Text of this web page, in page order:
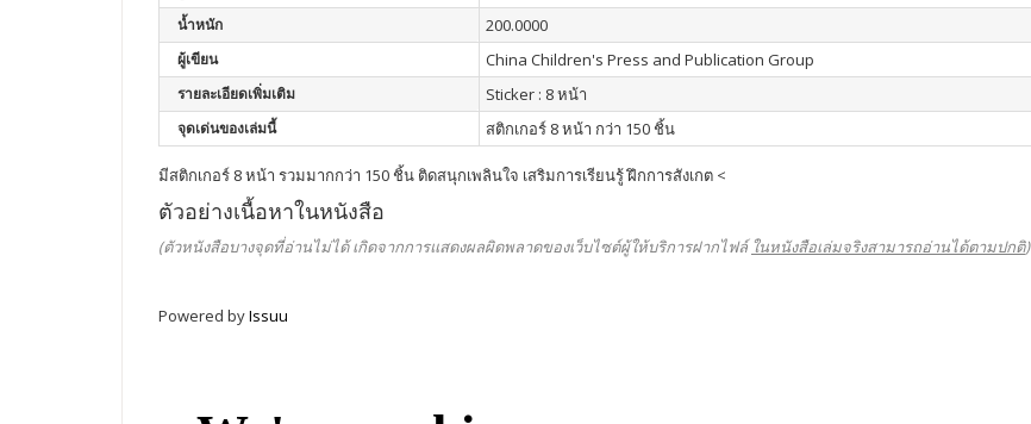
น้ำหนัก 200.0000
ผู้เขียน China Children's Press and Publication Group
รายละเอียดเพิ่มเติม Sticker : 8 หน้า
จุดเด่นของเล่มนี้ สติกเกอร์ 8 หน้า กว่า 150 ชิ้น
มีสติกเกอร์ 8 หน้า รวมมากกว่า 150 ชิ้น ติดสนุกเพลินใจ เสริมการเรียนรู้ ฝึกการสังเกต <
ตัวอย่างเนื้อหาในหนังสือ
(ตัวหนังสือบางจุดที่อ่านไม่ได้ เกิดจากการแสดงผลผิดพลาดของเว็บไซต์ผู้ให้บริการฝากไฟล์ ในหนังสือเล่มจริงสามารถอ่านได้ตามปกติ)
Powered byIssuu